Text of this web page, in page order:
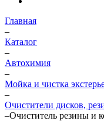
Главная
–
Каталог
–
Автохимия
–
Мойка и чистка
–
Очистители дисков,
–Очиститель резины и